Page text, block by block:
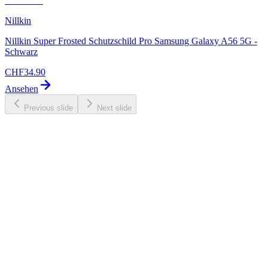
Nillkin
Nillkin Super Frosted Schutzschild Pro Samsung Galaxy A56 5G -
Schwarz
CHF34.90
Ansehen
Previous slide Next slide